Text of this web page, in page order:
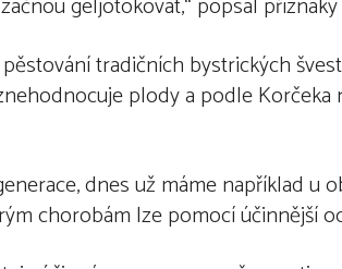
tradičních bystrických
plody a podle Korčeka
dnes už máme například u
chorobám lze pomocí účinnější